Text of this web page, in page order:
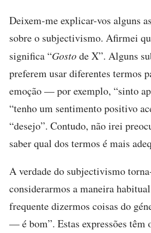
Deixem-me explicar-vos alguns
sobre o subjectivismo. Afirmei
significa “Gostode X”. Alguns
preferem usar diferentes termos
emoção — por exemplo, “sinto
“tenho um sentimento positivo
“desejo”. Contudo, não irei
saber qual dos termos é mais
A verdade do subjectivismo
considerarmos a maneira
frequente dizermos coisas do
— é bom”. Estas expressões têm